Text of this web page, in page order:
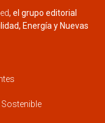
, el grupo editorial
Energía y Nuevas